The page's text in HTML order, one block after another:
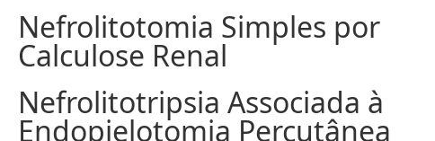
Nefrolitotomia Simples por
Calculose Renal
Nefrolitotripsia Associada à
Endopielotomia Percutânea